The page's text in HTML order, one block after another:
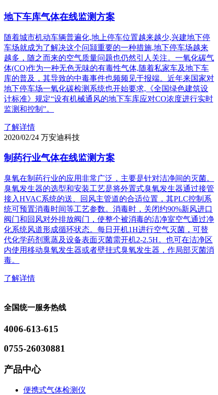
地下车库气体在线监测方案
随着城市机动车辆普遍化,地上停车位置越来越少,兴建地下停
车场就成为了解决这个问颕重要的一种措施,地下停车场越来
越多，随之而来的空气质量问题也仍然引人关注。一氧化碳气
体(CO)作为一种无色无味的有毒性气体,随着私家车及地下车
库的普及，其导致的中毒事件也频频见于报端。近年来国家对
地下停车场一氧化碳检测系统也开始要求,《全国绿色建筑设
计标准》规定“设有机械通风的地下车库应对CO浓度进行实时
监测和控制”。
了解详情
2020/02/24 万安迪科技
制药行业气体在线监测方案
臭氧在制药行业的应用非常广泛，主要是针对洁净间的灭菌。
臭氧发生器的选型和安装工艺是将外置式臭氧发生器通过接管
接入HVAC系统的送、回风主管道的合适位置，其PLC控制系
统可预置消毒时间等工艺参数。消毒时，关闭约90%新风进口
阀门和回风对外排放阀门，使整个被消毒的洁净室空气通过净
化系统风道形成循环状态。每日开机1H进行空气灭菌，可替
代化学药剂熏蒸及设备表面灭菌需开机2-2.5H。也可在洁净区
内使用移动臭氧发生器或者壁挂式臭氧发生器，作局部灭菌消
毒。
了解详情
全国统一服务热线
4006-613-615
0755-26030881
产品中心
便携式气体检测仪